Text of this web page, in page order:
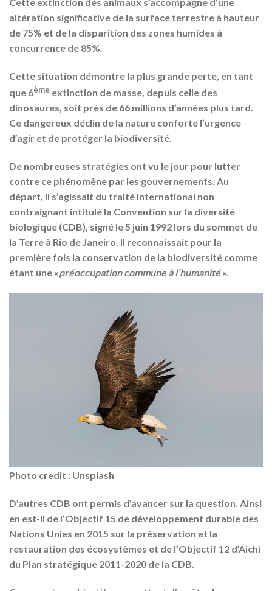
altération significative de la surface terrestre à hauteur
de 75% et de la disparition des zones humides à
concurrence de 85%.
Cette situation démontre la plus grande perte, en tant
que 6ème extinction de masse, depuis celle des
dinosaures, soit près de 66 millions d’années plus tard.
Ce dangereux déclin de la nature conforte l’urgence
d’agir et de protéger la biodiversité.
De nombreuses stratégies ont vu le jour pour lutter
contre ce phénomène par les gouvernements. Au
départ, il s’agissait du traité international non
contraignant intitulé la Convention sur la diversité
biologique (CDB), signé le 5 juin 1992 lors du sommet de
la Terre à Rio de Janeiro. Il reconnaissait pour la
première fois la conservation de la biodiversité comme
étant une «préoccupation commune à l’humanité».
Photo credit : Unsplash
D’autres CDB ont permis d’avancer sur la question. Ainsi
en est-il de l’Objectif 15 de développement durable des
Nations Unies en 2015 sur la préservation et la
restauration des écosystèmes et de l’Objectif 12 d’Aichi
du Plan stratégique 2011-2020 de la CDB.